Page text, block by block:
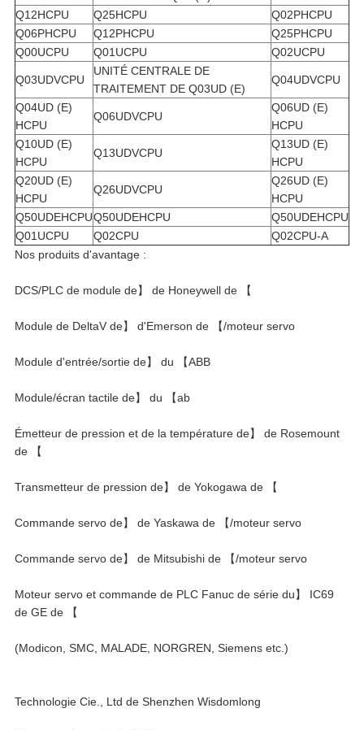
Q12HCPU
Q25HCPU
Q02PHCPU
Q06PHCPU
Q12PHCPU
Q25PHCPU
Q00UCPU
Q01UCPU Q02UCPU
Q03UDVCPU
UNITÉ CENTRALE DE
TRAITEMENT DE Q03UD (E)
Q04UDVCPU
Q04UD (E)
HCPU
Q06UDVCPU
Q06UD (E)
HCPU
Q10UD (E)
HCPU
Q13UDVCPU
Q13UD (E)
HCPU
Q20UD (E)
HCPU
Q26UDVCPU
Q26UD (E)
HCPU
Q50UDEHCPUQ50UDEHCPU
Q50UDEHCPU
Q01UCPU
Q02CPU
Q02CPU-A
Nos produits d'avantage :
DCS/PLC de module de】 de Honeywell de 【
Module de DeltaV de】 d'Emerson de 【/moteur servo
Module d'entrée/sortie de】 du 【ABB
Module/écran tactile de】 du 【ab
Émetteur de pression et de la température de】 de Rosemount
de 【
Transmetteur de pression de】 de Yokogawa de 【
Commande servo de】 de Yaskawa de 【/moteur servo
Commande servo de】 de Mitsubishi de 【/moteur servo
Moteur servo et commande de PLC Fanuc de série du】 IC69
de GE de 【
(Modicon, SMC, MALADE, NORGREN, Siemens etc.)
Technologie Cie., Ltd de Shenzhen Wisdomlong